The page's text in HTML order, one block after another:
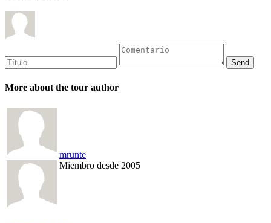
More about the tour author
mrunte
Miembro desde 2005